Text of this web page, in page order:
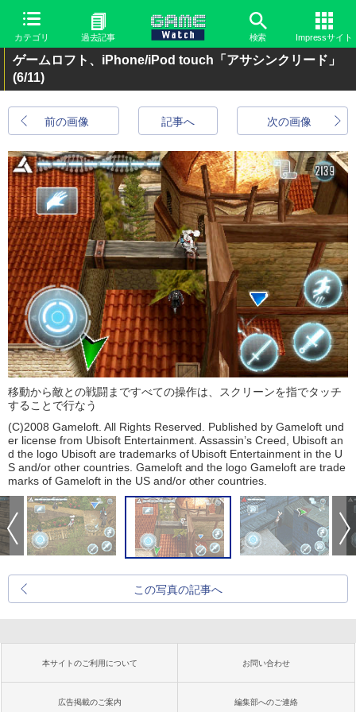
カテゴリ 過去記事 検索 Impressサイト
ゲームロフト、iPhone/iPod touch「アサシンクリード」
(6/11)
前の画像 次の画像
記事へ
移動から敵との戦闘まですべての操作は、スクリーンを指でタッチ
することで行なう
(C)2008 Gameloft. All Rights Reserved. Published by Gameloft und
er license from Ubisoft Entertainment. Assassin’s Creed, Ubisoft an
d the logo Ubisoft are trademarks of Ubisoft Entertainment in the U
S and/or other countries. Gameloft and the logo Gameloft are trade
marks of Gameloft in the US and/or other countries.
この写真の記事へ
本サイトのご利用について お問い合わせ
広告掲載のご案内 編集部へのご連絡